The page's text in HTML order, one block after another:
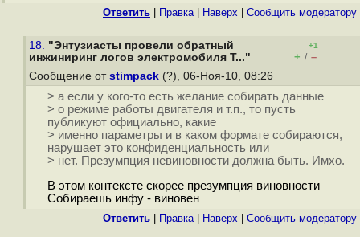
Ответить Правка| Наверх Cообщить модератору
18. "Энтузиасты провели обратный
инжиниринг логов электромобиля T..."
+1
+ / –
Сообщение от stimpack (?), 06-Ноя-10, 08:26
> а если у кого-то есть желание собирать данные
> о режиме работы двигателя и т.п., то пусть
публикуют официально, какие
> именно параметры и в каком формате собираются,
нарушает это конфиденциальность или
> нет. Презумпция невиновности должна быть. Имхо.
В этом контексте скорее презумпция виновности
Собираешь инфу - виновен
Ответить Правка| Наверх Cообщить модератору